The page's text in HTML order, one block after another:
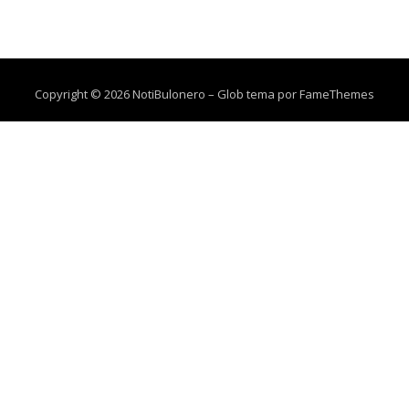
Copyright © 2026 NotiBulonero – Glob tema porFameThemes